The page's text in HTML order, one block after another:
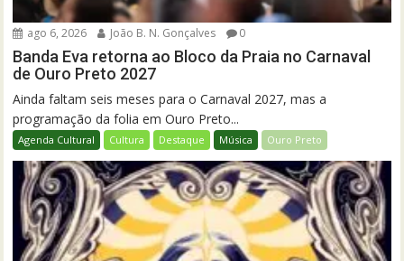
ago 6, 2026 João B. N. Gonçalves 0
Banda Eva retorna ao Bloco da Praia no Carnaval
de Ouro Preto 2027
Ainda faltam seis meses para o Carnaval 2027, mas a
programação da folia em Ouro Preto...
Agenda Cultural Cultura Destaque Música Ouro Preto